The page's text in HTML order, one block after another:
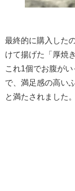
最終的に購入した
けて揚げた「厚焼
これ1個でお腹が
で、満足感の高い
と満たされました。